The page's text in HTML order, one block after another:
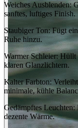
Weiches Ausblenden:
sanftes, luftiges Finish.
Staubiger Ton: Fügt
Ruhe hinzu.
Warmer Schleier: Hüllt
klaren Glanzlichtern.
Kalter Farbton:
minimale, kühle
Gedämpftes
dezente Wärme.